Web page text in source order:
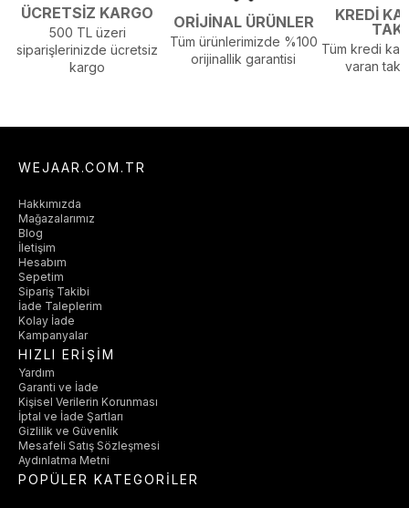
ÜCRETSİZ KARGO
500 TL üzeri
siparişlerinizde ücretsiz
kargo
ORİJİNAL ÜRÜNLER
Tüm ürünlerimizde %100
orijinallik garantisi
KREDİ
Tüm kredi
varan
WEJAAR.COM.TR
Hakkımızda
Mağazalarımız
Blog
İletişim
Hesabım
Sepetim
Sipariş Takibi
İade Taleplerim
Kolay İade
Kampanyalar
HIZLI ERİŞİM
Yardım
Garanti ve İade
Kişisel Verilerin Korunması
İptal ve İade Şartları
Gizlilik ve Güvenlik
Mesafeli Satış Sözleşmesi
Aydınlatma Metni
POPÜLER KATEGORİLER